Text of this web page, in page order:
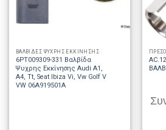
ΒΑΛΒΙΔΕΣ ΨΥΧΡΗΣ ΕΚΚΙΝΗΣΗΣ
6PT009309-331 Βαλβίδα
Ψυχρης Εκκίνησης Audi A1,
A4, Tt, Seat Ibiza Vi, Vw Golf V
VW 06A919501A